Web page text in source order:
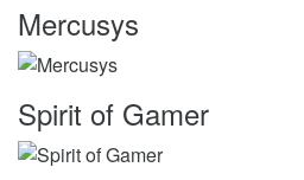
Mercusys
Spirit of Gamer